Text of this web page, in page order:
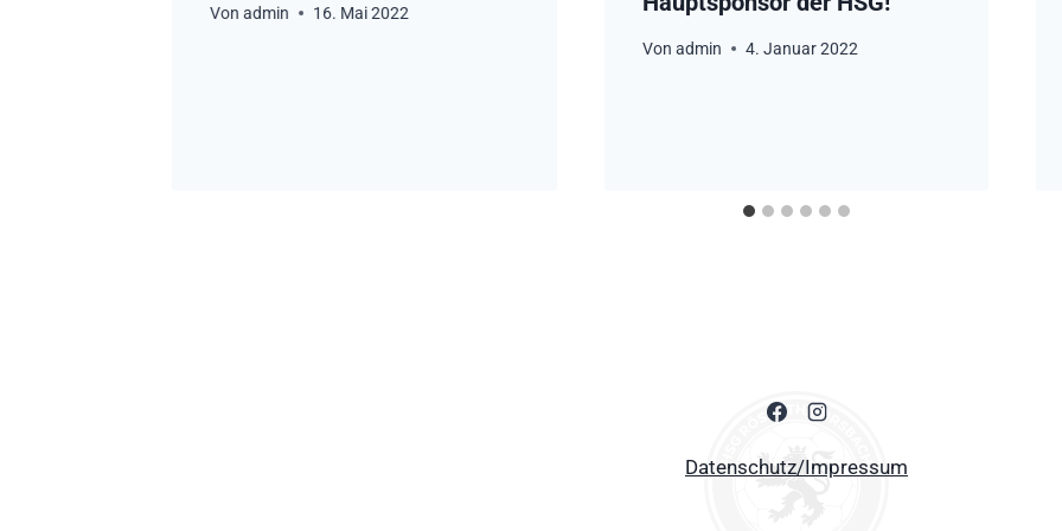
Von admin 16. Mai 2022
Von admin 4. Januar 2022
Datenschutz/Impressum